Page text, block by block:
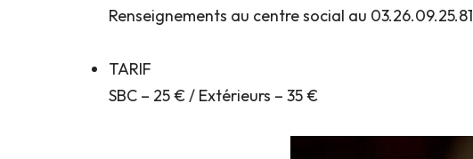
Renseignements au centre social au 03.26.09.25.81
TARIF
SBC – 25 € / Extérieurs – 35 €